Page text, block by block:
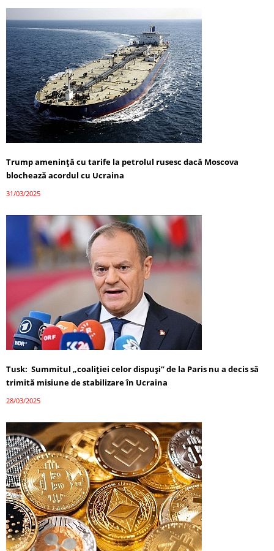
Trump amenință cu tarife la petrolul rusesc dacă Moscova
blochează acordul cu Ucraina
31/03/2025
Tusk: Summitul „coaliției celor dispuși” de la Paris nu a decis să
trimită misiune de stabilizare în Ucraina
28/03/2025